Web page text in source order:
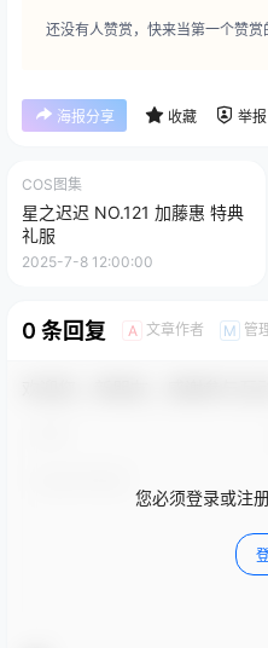
还没有人赞赏，快来当第一个赞赏
海报分享 收藏 举报
COS图集
星之迟迟 NO.121 加藤惠 特典
礼服
2025-7-8 12:00:00
0 条回复 A 文章作者 M 管
您必须登录或注